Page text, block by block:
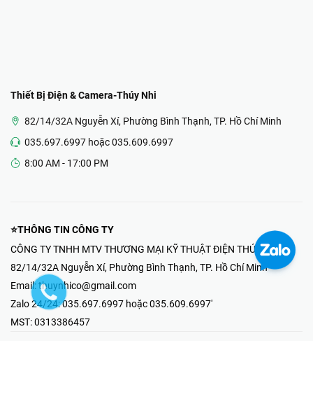
Thiết Bị Điện & Camera-Thúy Nhi
82/14/32A Nguyễn Xí, Phường Bình Thạnh, TP. Hồ Chí Minh
035.697.6997 hoặc 035.609.6997
8:00 AM - 17:00 PM
⭐THÔNG TIN CÔNG TY
CÔNG TY TNHH MTV THƯƠNG MẠI KỸ THUẬT ĐIỆN THÚY NHI
82/14/32A Nguyễn Xí, Phường Bình Thạnh, TP. Hồ Chí Minh
Email: thuynhico@gmail.com
Zalo 24/24:035.697.6997 hoặc 035.609.6997'
MST:0313386457